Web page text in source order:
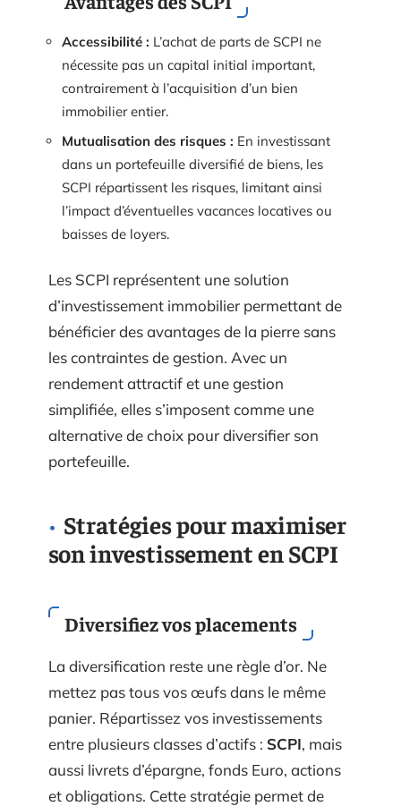
Accessibilité : L’achat de parts de SCPI ne
nécessite pas un capital initial important,
contrairement à l’acquisition d’un bien
immobilier entier.
Mutualisation des risques : En investissant
dans un portefeuille diversifié de biens, les
SCPI répartissent les risques, limitant ainsi
l’impact d’éventuelles vacances locatives ou
baisses de loyers.
Les SCPI représentent une solution
d’investissement immobilier permettant de
bénéficier des avantages de la pierre sans
les contraintes de gestion. Avec un
rendement attractif et une gestion
simplifiée, elles s’imposent comme une
alternative de choix pour diversifier son
portefeuille.
Stratégies pour maximiser
son investissement en SCPI
Diversifiez vos placements
La diversification reste une règle d’or. Ne
mettez pas tous vos œufs dans le même
panier. Répartissez vos investissements
entre plusieurs classes d’actifs : SCPI, mais
aussi livrets d’épargne, fonds Euro, actions
et obligations. Cette stratégie permet de